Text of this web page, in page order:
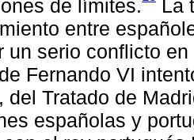
de límites.
La
entre
un serio conflicto
Fernando VI
del Tratado de
españolas y